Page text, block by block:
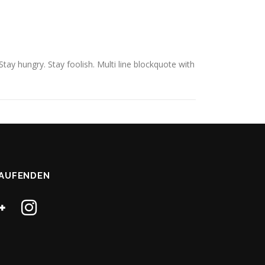
hungry. Stay foolish. Multi line blockquote with